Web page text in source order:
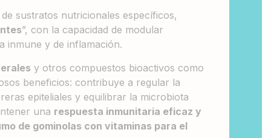
sustratos nutricionales específicos,
”, con la capacidad de modular
inmune y de inflamación.
y otros compuestos bioactivos como
beneficios: contribuye a regular la
epiteliales y equilibrar la microbiota
una respuesta inmunitaria eficaz y
de gominolas con vitaminas para el